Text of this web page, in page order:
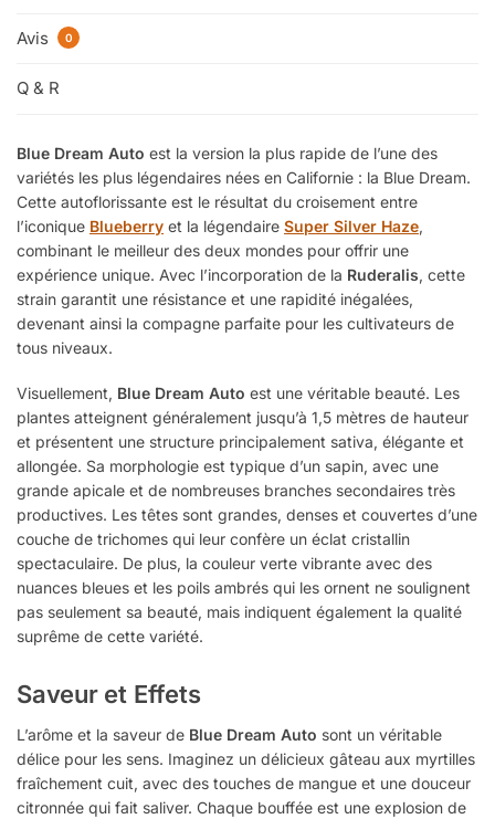
Avis 0
Q & R
Blue Dream Auto est la version la plus rapide de l’une des
variétés les plus légendaires nées en Californie : la Blue Dream.
Cette autoflorissante est le résultat du croisement entre
l’iconique Blueberry et la légendaire Super Silver Haze,
combinant le meilleur des deux mondes pour offrir une
expérience unique. Avec l’incorporation de la Ruderalis, cette
strain garantit une résistance et une rapidité inégalées,
devenant ainsi la compagne parfaite pour les cultivateurs de
tous niveaux.
Visuellement, Blue Dream Auto est une véritable beauté. Les
plantes atteignent généralement jusqu’à 1,5 mètres de hauteur
et présentent une structure principalement sativa, élégante et
allongée. Sa morphologie est typique d’un sapin, avec une
grande apicale et de nombreuses branches secondaires très
productives. Les têtes sont grandes, denses et couvertes d’une
couche de trichomes qui leur confère un éclat cristallin
spectaculaire. De plus, la couleur verte vibrante avec des
nuances bleues et les poils ambrés qui les ornent ne soulignent
pas seulement sa beauté, mais indiquent également la qualité
suprême de cette variété.
Saveur et Effets
L’arôme et la saveur de Blue Dream Auto sont un véritable
délice pour les sens. Imaginez un délicieux gâteau aux myrtilles
fraîchement cuit, avec des touches de mangue et une douceur
citronnée qui fait saliver. Chaque bouffée est une explosion de